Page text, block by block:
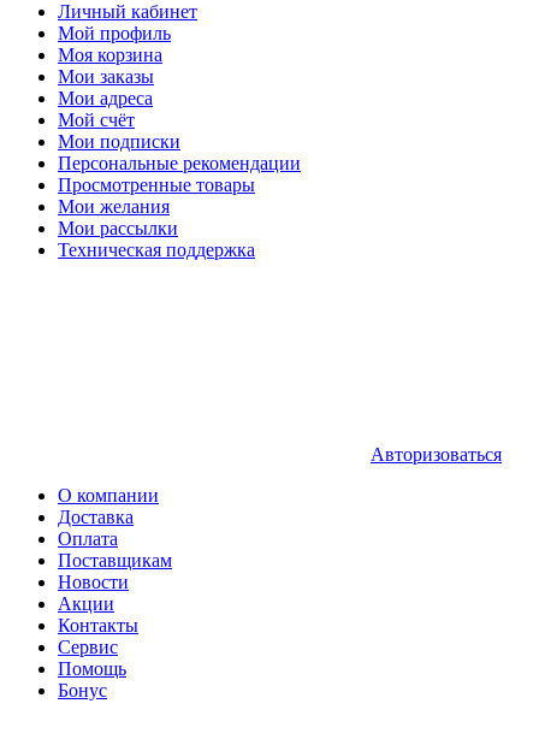
Личный кабинет
Мой профиль
Моя корзина
Мои заказы
Мои адреса
Мой счёт
Мои подписки
Персональные рекомендации
Просмотренные товары
Мои желания
Мои рассылки
Техническая поддержка
Авторизоваться
О компании
Доставка
Оплата
Поставщикам
Новости
Акции
Контакты
Сервис
Помощь
Бонус